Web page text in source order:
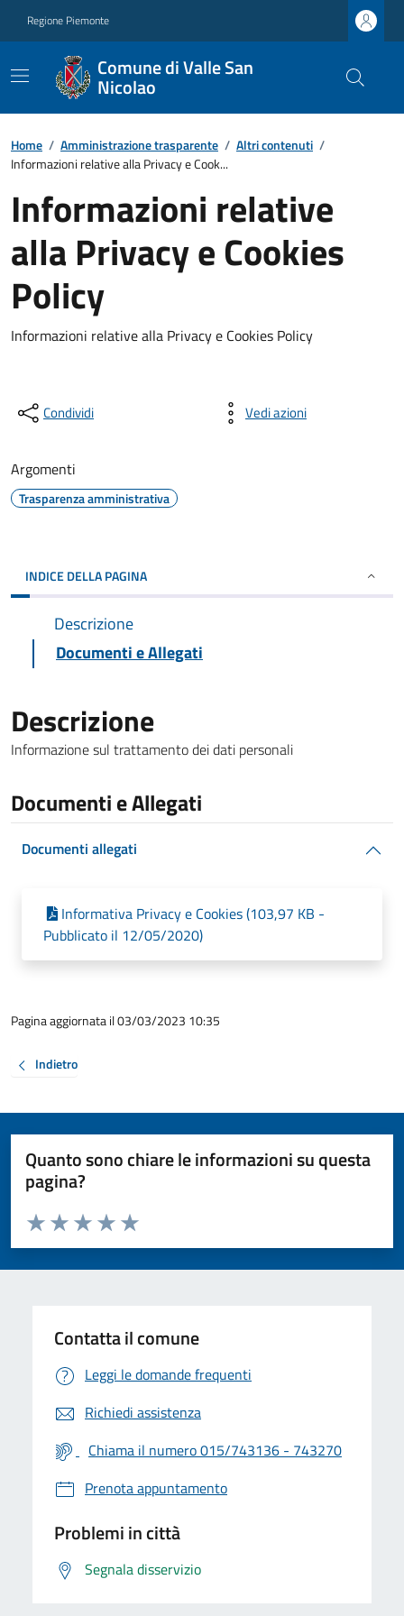
Regione Piemonte
Comune di Valle San
Nicolao
Home / Amministrazione trasparente / Altri contenuti /
Informazioni relative alla Privacy e Cook...
Informazioni relative
alla Privacy e Cookies
Policy
Informazioni relative alla Privacy e Cookies Policy
Condividi Vedi azioni
Argomenti
Trasparenza amministrativa
INDICE DELLA PAGINA
Descrizione
Documenti e Allegati
Descrizione
Informazione sul trattamento dei dati personali
Documenti e Allegati
Documenti allegati
Informativa Privacy e Cookies (103,97 KB -
Pubblicato il 12/05/2020)
Pagina aggiornata il 03/03/2023 10:35
Indietro
Quanto sono chiare le informazioni su questa
pagina?
Valuta da 1 a 5 stelle la pagina
Valuta 5 stelle su 5
Valuta 4 stelle su 5
Valuta 3 stelle su 5
Valuta 2 stelle su 5
Valuta 1 stelle su 5
Contatta il comune
Leggi le domande frequenti
Richiedi assistenza
Chiama il numero 015/743136 - 743270
Prenota appuntamento
Problemi in città
Segnala disservizio